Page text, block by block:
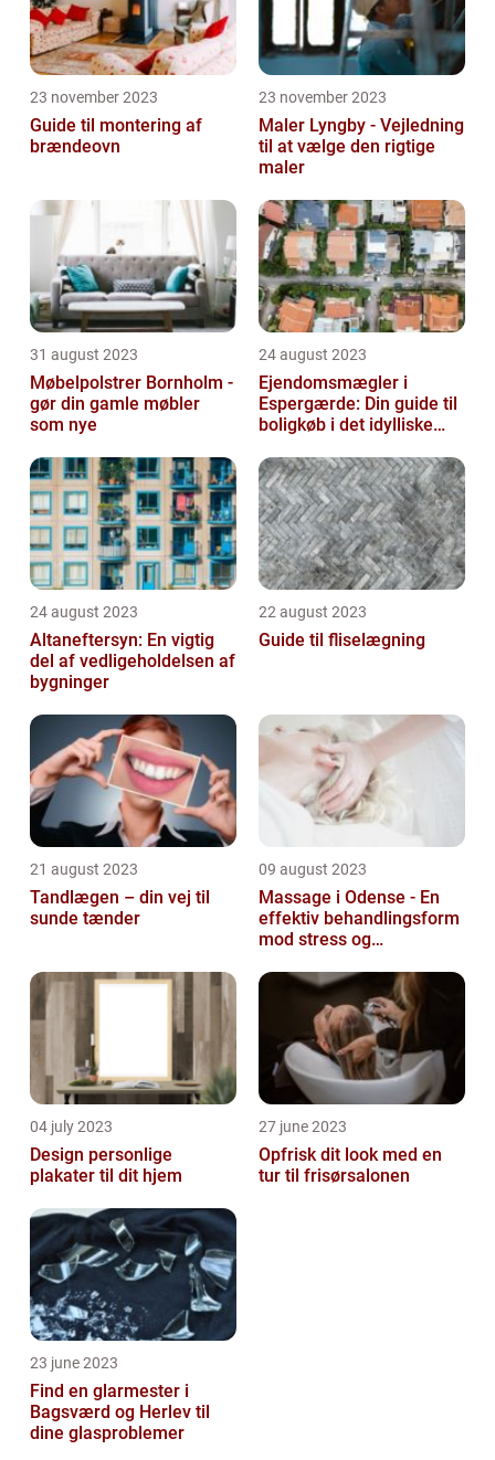
23 november 2023
Guide til montering af
brændeovn
23 november 2023
Maler Lyngby - Vejledning
til at vælge den rigtige
maler
31 august 2023
Møbelpolstrer Bornholm -
gør din gamle møbler
som nye
24 august 2023
Ejendomsmægler i
Espergærde: Din guide til
boligkøb i det idylliske
24 august 2023
Altaneftersyn: En vigtig
del af vedligeholdelsen af
bygninger
22 august 2023
Guide til fliselægning
21 august 2023
Tandlægen – din vej til
sunde tænder
09 august 2023
Massage i Odense - En
effektiv behandlingsform
mod stress og
04 july 2023
Design personlige
plakater til dit hjem
27 june 2023
Opfrisk dit look med en
tur til frisørsalonen
23 june 2023
Find en glarmester i
Bagsværd og Herlev til
dine glasproblemer